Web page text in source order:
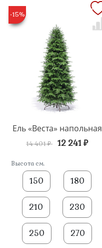
-15%
Ель «Веста» напольная
14 401 ₽ 12 241 ₽
Высота см.
150 180
210 230
250 270